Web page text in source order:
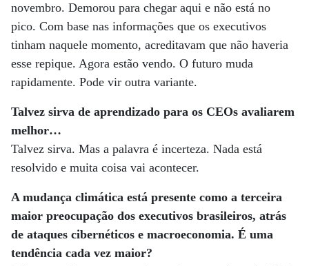
novembro. Demorou para chegar aqui e não está no
pico. Com base nas informações que os executivos
tinham naquele momento, acreditavam que não haveria
esse repique. Agora estão vendo. O futuro muda
rapidamente. Pode vir outra variante.
Talvez sirva de aprendizado para os CEOs avaliarem
melhor…
Talvez sirva. Mas a palavra é incerteza. Nada está
resolvido e muita coisa vai acontecer.
A mudança climática está presente como a terceira
maior preocupação dos executivos brasileiros, atrás
de ataques cibernéticos e macroeconomia. É uma
tendência cada vez maior?